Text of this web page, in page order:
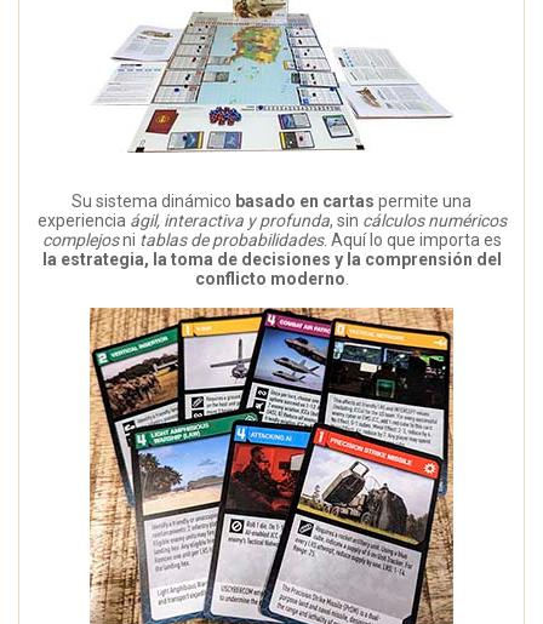
Su sistema dinámico basado en cartas permite una
experiencia ágil, interactiva y profunda, sin cálculos numéricos
complejosni tablas de probabilidades. Aquí lo que importa es
la estrategia, la toma de decisiones y la comprensión del
conflicto moderno.